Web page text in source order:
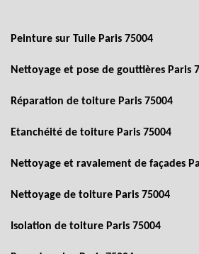
Peinture sur Tuile Paris 75004
Nettoyage et pose de gouttières Paris
Réparation de toiture Paris 75004
Etanchéité de toiture Paris 75004
Nettoyage et ravalement de façades
Nettoyage de toiture Paris 75004
Isolation de toiture Paris 75004